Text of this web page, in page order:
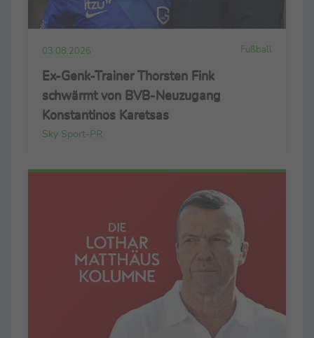
03.08.2026 Fußball
Ex-Genk-Trainer Thorsten Fink
schwärmt von BVB-Neuzugang
Konstantinos Karetsas
Sky Sport-PR